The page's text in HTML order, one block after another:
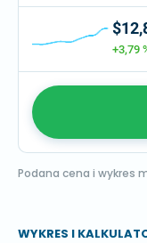
+3,79
Podana cena i wykres
WYKRES I